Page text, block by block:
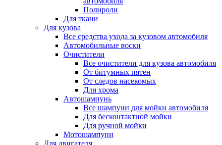
Полироли
Для ткани
Для кузова
Все средства ухода за кузовом автомобиля
Автомобильные воски
Очистители
Все очистители для кузова автомобиля
От битумных пятен
От следов насекомых
Для хрома
Автошампунь
Все шампуни для мойки автомобиля
Для бесконтактной мойки
Для ручной мойки
Мотошампуни
Для двигателя